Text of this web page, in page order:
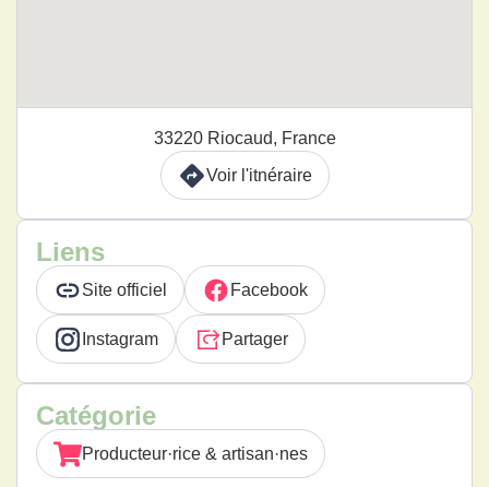
33220 Riocaud, France
Voir l'itnéraire
Liens
Site officiel Facebook
Instagram Partager
Catégorie
Producteur·rice & artisan·nes